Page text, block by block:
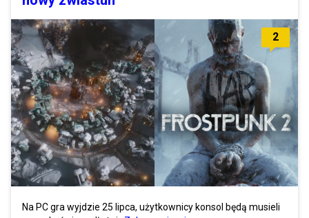
2
Na PC gra wyjdzie 25 lipca, użytkownicy konsol będą musieli